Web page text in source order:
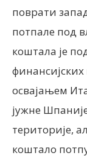
поврати
потпале под
коштала је
финансијских
освајањем
јужне
територије,
коштало